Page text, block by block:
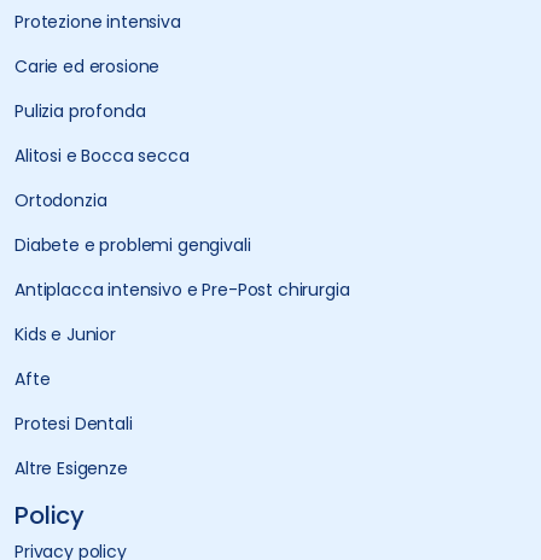
Protezione intensiva
Carie ed erosione
Pulizia profonda
Alitosi e Bocca secca
Ortodonzia
Diabete e problemi gengivali
Antiplacca intensivo e Pre-Post chirurgia
Kids e Junior
Afte
Protesi Dentali
Altre Esigenze
Policy
Privacy policy